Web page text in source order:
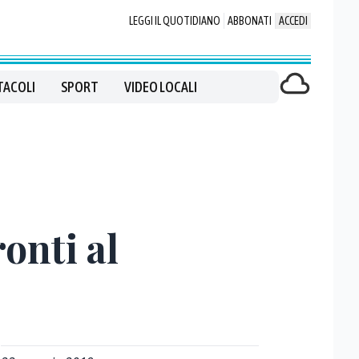
LEGGI IL QUOTIDIANO ABBONATI ACCEDI
SPORT VIDEO LOCALI
al